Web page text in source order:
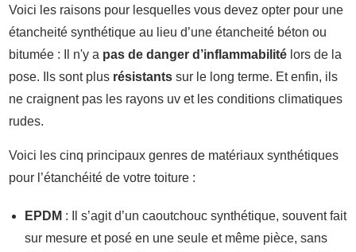
Voici les raisons pour lesquelles vous devez opter pour une
étancheité synthétique au lieu d’une étancheité béton ou
bitumée : Il n'y a pas de danger d’inflammabilité lors de la
pose. Ils sont plus résistants sur le long terme. Et enfin, ils
ne craignent pas les rayons uv et les conditions climatiques
rudes.
Voici les cinq principaux genres de matériaux synthétiques
pour l’étanchéité de votre toiture :
EPDM : Il s’agit d’un caoutchouc synthétique, souvent fait
sur mesure et posé en une seule et même pièce, sans